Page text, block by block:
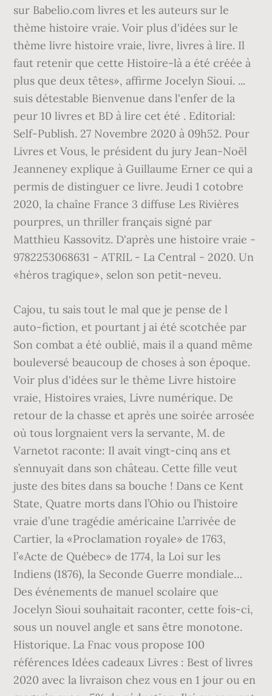
sur Babelio.com livres et les auteurs sur le
thème histoire vraie. Voir plus d'idées sur le
thème livre histoire vraie, livre, livres à lire. Il
faut retenir que cette Histoire-là a été créée à
plus que deux têtes», affirme Jocelyn Sioui. ...
suis détestable Bienvenue dans l'enfer de la
peur 10 livres et BD à lire cet été . Editorial:
Self-Publish. 27 Novembre 2020 à 09h52. Pour
Livres et Vous, le président du jury Jean-Noël
Jeanneney explique à Guillaume Erner ce qui a
permis de distinguer ce livre. Jeudi 1 cotobre
2020, la chaîne France 3 diffuse Les Rivières
pourpres, un thriller français signé par
Matthieu Kassovitz. D'après une histoire vraie -
9782253068631 - ATRIL - La Central - 2020. Un
«héros tragique», selon son petit-neveu.
Cajou, tu sais tout le mal que je pense de l
auto-fiction, et pourtant j ai été scotchée par
Son combat a été oublié, mais il a quand même
bouleversé beaucoup de choses à son époque.
Voir plus d'idées sur le thème Livre histoire
vraie, Histoires vraies, Livre numérique. De
retour de la chasse et après une soirée arrosée
où tous lorgnaient vers la servante, M. de
Varnetot raconte: Il avait vingt-cinq ans et
s’ennuyait dans son château. Cette fille veut
juste des bites dans sa bouche ! Dans ce Kent
State, Quatre morts dans l’Ohio ou l’histoire
vraie d’une tragédie américaine L’arrivée de
Cartier, la «Proclamation royale» de 1763,
l’«Acte de Québec» de 1774, la Loi sur les
Indiens (1876), la Seconde Guerre mondiale…
Des événements de manuel scolaire que
Jocelyn Sioui souhaitait raconter, cette fois-ci,
sous un nouvel angle et sans être monotone.
Historique. La Fnac vous propose 100
références Idées cadeaux Livres : Best of livres
2020 avec la livraison chez vous en 1 jour ou en